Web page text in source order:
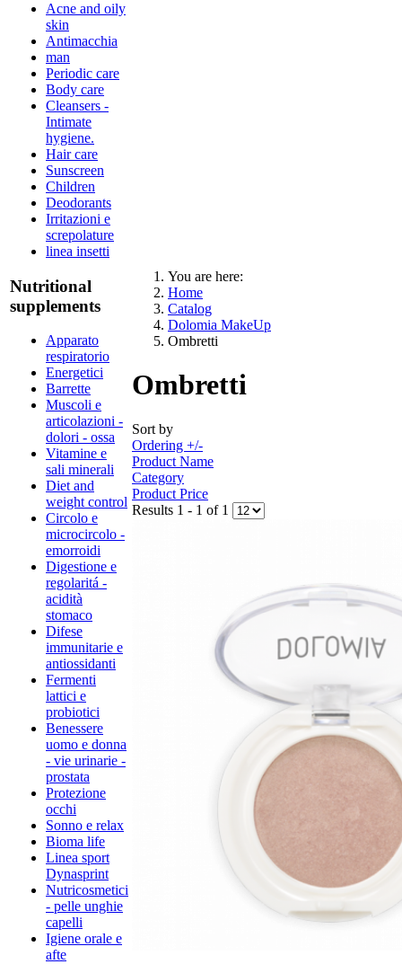
Acne and oily
skin
Antimacchia
man
Periodic care
Body care
Cleansers -
Intimate
hygiene.
Hair care
Sunscreen
Children
Deodorants
Irritazioni e
screpolature
linea insetti
Nutritional
supplements
Apparato
respiratorio
Energetici
Barrette
Muscoli e
articolazioni -
dolori - ossa
Vitamine e
sali minerali
Diet and
weight control
Circolo e
microcircolo -
emorroidi
Digestione e
regolaritá -
acidità
stomaco
Difese
immunitarie e
antiossidanti
Fermenti
lattici e
probiotici
Benessere
uomo e donna
- vie urinarie -
prostata
Protezione
occhi
Sonno e relax
Bioma life
Linea sport
Dynasprint
Nutricosmetici
- pelle unghie
capelli
Igiene orale e
afte
You are here:
Home
Catalog
Dolomia MakeUp
Ombretti
Ombretti
Sort by
Ordering +/-
Product Name
Category
Product Price
Results 1 - 1 of 1